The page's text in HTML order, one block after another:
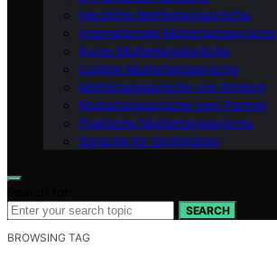
Herzliche Muttertagssprüche
Internationale Muttertagssprüche
Kurze Muttertagssprüche
Lustige Muttertagssprüche
Muttertagssprüche von Kindern
Muttertagssprüche vom Partner
Poetische Muttertagssprüche
Sprüche für Großmütter
SEARCH
BROWSING TAG